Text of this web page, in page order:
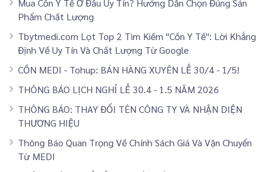
Mua Cồn Y Tế Ở Đâu Uy Tín? Hướng Dẫn Chọn Đúng Sản
Phẩm Chất Lượng
Tbytmedi.com Lọt Top 2 Tìm Kiếm "Cồn Y Tế": Lời Khẳng
Định Về Uy Tín Và Chất Lượng Từ Google
CỒN MEDI - Tohup: BÁN HÀNG XUYÊN LỄ 30/4 - 1/5!
THÔNG BÁO LỊCH NGHỈ LỄ 30.4 - 1.5 NĂM 2026
THÔNG BÁO: THAY ĐỔI TÊN CÔNG TY VÀ NHẬN DIỆN
THƯƠNG HIỆU
Thông Báo Quan Trọng Về Chính Sách Giá Và Vận Chuyển
Từ MEDI